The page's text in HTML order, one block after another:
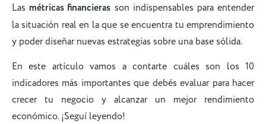
Las métricas financieras son indispensables para entender
la situación real en la que se encuentra tu emprendimiento
y poder diseñar nuevas estrategias sobre una base sólida.
En este artículo vamos a contarte cuáles son los 10
indicadores más importantes que debés evaluar para hacer
crecer tu negocio y alcanzar un mejor rendimiento
económico. ¡Seguí leyendo!